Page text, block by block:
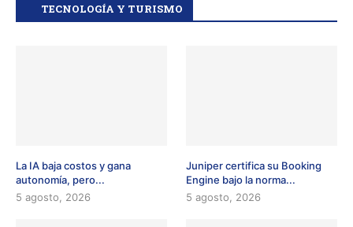
TECNOLOGÍA Y TURISMO
La IA baja costos y gana
autonomía, pero...
5 agosto, 2026
Juniper certifica su Booking
Engine bajo la norma...
5 agosto, 2026